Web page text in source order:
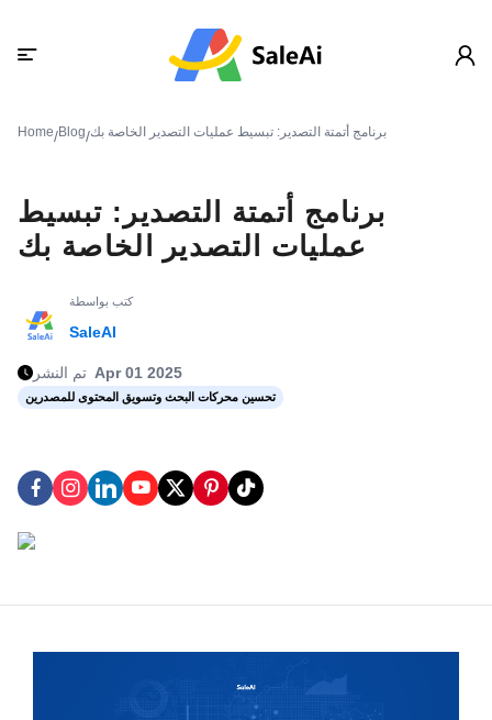
Home/Blog/برنامج أتمتة التصدير: تبسيط عمليات التصدير الخاصة بك
برنامج أتمتة التصدير: تبسيط
عمليات التصدير الخاصة بك
كتب بواسطة
SaleAI
تم النشر Apr 01 2025
تحسين محركات البحث وتسويق المحتوى للمصدرين